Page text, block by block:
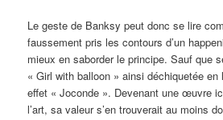
Le geste de Banksy peut donc se lire
faussement pris les contours d’un
mieux en saborder le principe. Sauf que
« Girl with balloon » ainsi déchiquetée en
effet « Joconde ». Devenant une œuvre
l’art, sa valeur s’en trouverait au moins